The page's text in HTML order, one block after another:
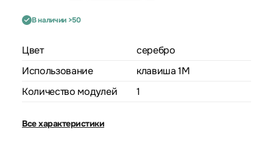
В наличии >50
Цвет
серебро
Использование
клавиша 1M
Количество модулей
1
Все характеристики